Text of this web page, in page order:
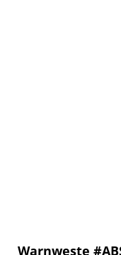
Warnweste